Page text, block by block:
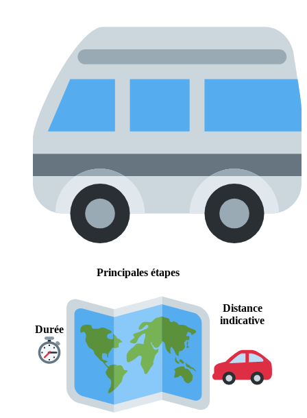
Durée
Principales étapes
Distance
indicative